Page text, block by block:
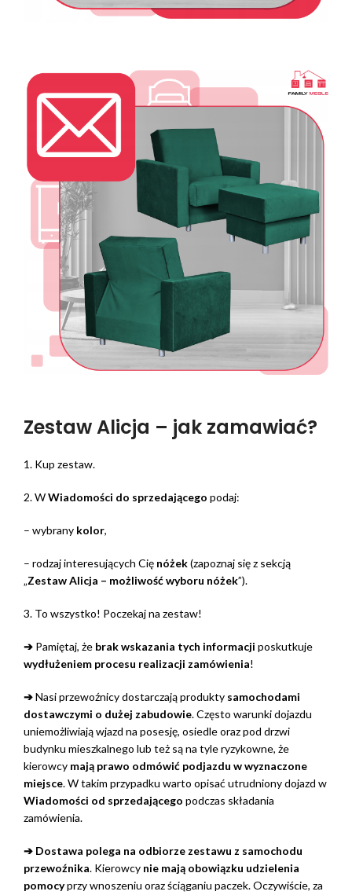
Zestaw Alicja – jak zamawiać?
1. Kup zestaw.
2. WWiadomości do sprzedającego podaj:
– wybrany kolor,
– rodzaj interesujących Cię nóżek(zapoznaj się z sekcją
„Zestaw Alicja – możliwość wyboru nóżek”).
3. To wszystko! Poczekaj na zestaw!
➔ Pamiętaj, że brak wskazania tych informacji poskutkuje
wydłużeniem procesu realizacji zamówienia!
➔Nasi przewoźnicy dostarczają produkty samochodami
dostawczymi o dużej zabudowie. Często warunki dojazdu
uniemożliwiają wjazd na posesję, osiedle oraz pod drzwi
budynku mieszkalnego lub też są na tyle ryzykowne, że
kierowcy mają prawo odmówić podjazdu w wyznaczone
miejsce. W takim przypadku warto opisać utrudniony dojazd w
Wiadomości od sprzedającego podczas składania
zamówienia.
➔ Dostawa polega na odbiorze zestawu z samochodu
przewoźnika. Kierowcy nie mają obowiązku udzielenia
pomocyprzy wnoszeniu oraz ściąganiu paczek. Oczywiście, za